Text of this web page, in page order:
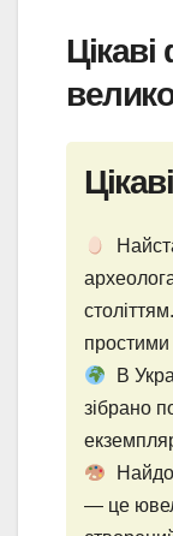
простими
В
зібрано
— це